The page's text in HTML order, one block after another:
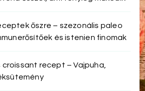
őszre – szezonális paleo
és istenien finomak
recept – Vajpuha,